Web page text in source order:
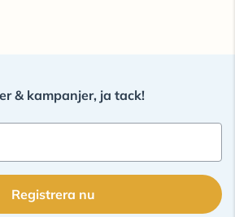
& kampanjer, ja tack!
Registrera nu